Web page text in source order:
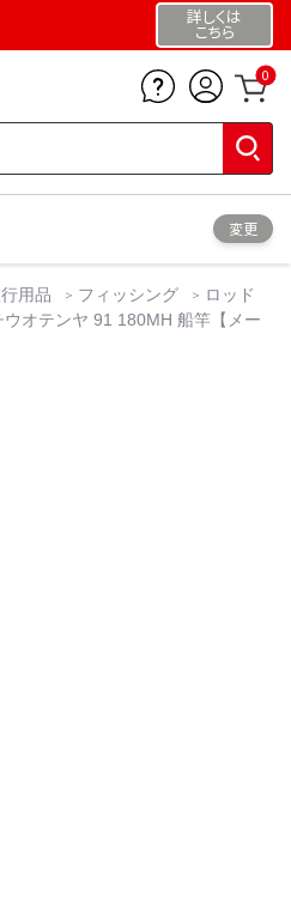
詳しくは
こちら
0
変更
用品 フィッシング
ロッド
オテンヤ 91 180MH 船竿【メー